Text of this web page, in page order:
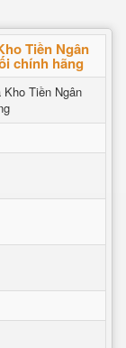
Tiền Ngân
chính hãng
Kho Tiền Ngân